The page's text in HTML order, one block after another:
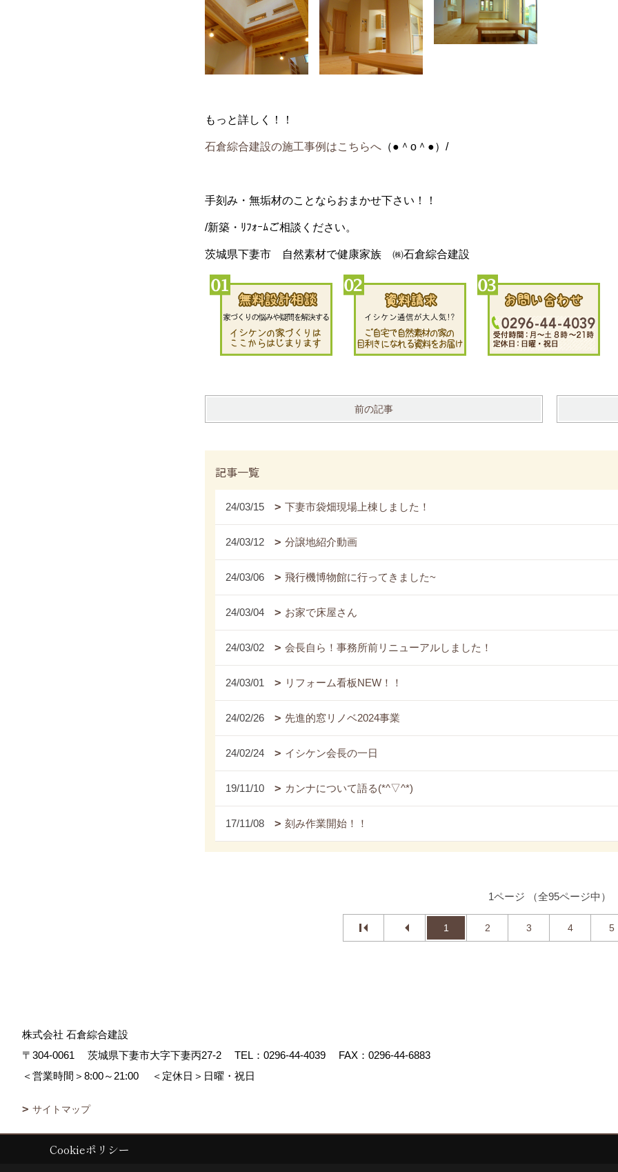
もっと詳しく！！
石倉綜合建設の施工事例はこちらへ （●＾o＾●）/
手刻み・無垢材のことならおまかせ下さい！！
/新築・ﾘﾌｫｰﾑご相談ください。
茨城県下妻市 自然素材で健康家族 ㈱石倉綜合建設
前の記事
記事一覧
24/03/15 下妻市袋畑現場上棟しました！
24/03/12 分譲地紹介動画
24/03/06 飛行機博物館に行ってきました~
24/03/04 お家で床屋さん
24/03/02 会長自ら！事務所前リニューアルしました！
24/03/01 リフォーム看板NEW！！
24/02/26 先進的窓リノベ2024事業
24/02/24 イシケン会長の一日
19/11/10 カンナについて語る(*^▽^*)
17/11/08 刻み作業開始！！
1ページ （全95ページ中）
1 2 3 4 5
株式会社 石倉綜合建設
〒304-0061
茨城県下妻市大字下妻丙27-2 TEL： 0296-44-4039
FAX：0296-44-6883
＜営業時間＞8:00～21:00
＜定休日＞日曜・祝日
サイトマップ
Copyright (c) ISIKURA-SOGOKENSETSU. All Rights Reserved.
Cookieポリシー